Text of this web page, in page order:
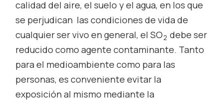
calidad del aire, el suelo y el agua, en los que
se perjudican las condiciones de vida de
cualquier ser vivo en general, el SO2 debe ser
reducido como agente contaminante. Tanto
para el medioambiente como para las
personas, es conveniente evitar la
exposición al mismo mediante la